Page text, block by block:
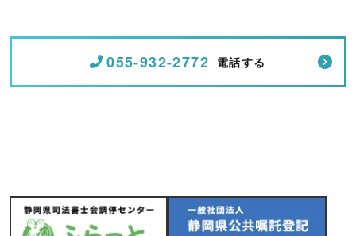
055-932-2772 電話する